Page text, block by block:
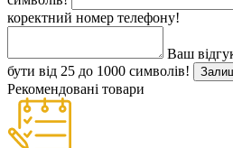
коректний номер телефону!
Ваш
бути від 25 до 1000 символів!
Рекомендовані товари